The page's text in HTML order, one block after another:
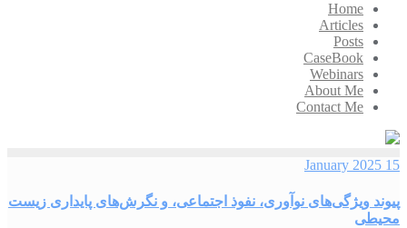
Home
Articles
Posts
CaseBook
Webinars
About Me
Contact Me
15 January 2025
پیوند ویژگی‌های نوآوری، نفوذ اجتماعی، و نگرش‌های پایداری زیست
محیطی